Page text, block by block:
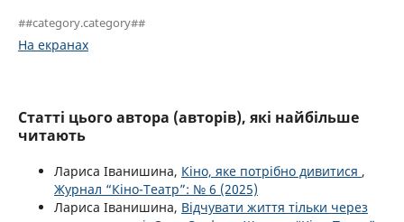
##category.category##
На екранах
Статті цього автора (авторів), які найбільше
читають
Лариса Іванишина, Кіно, яке потрібно дивитися ,
Журнал “Кіно-Театр”: № 6 (2025)
Лариса Іванишина, Відчувати життя тільки через